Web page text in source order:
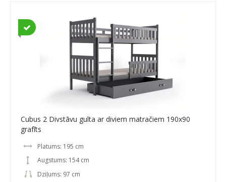
Cubus 2 Divstāvu gulta ar diviem matračiem 190x90
grafīts
Platums: 195 cm
Augstums: 154 cm
Dziļums: 97 cm